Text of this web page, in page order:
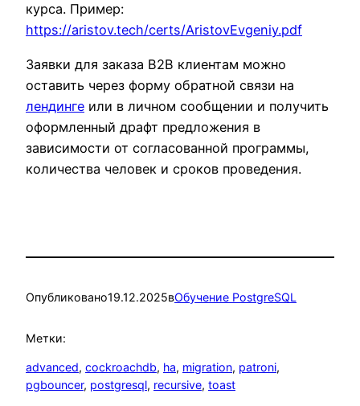
курса. Пример:
https://aristov.tech/certs/AristovEvgeniy.pdf
Заявки для заказа B2B клиентам можно
оставить через форму обратной связи на
лендинге или в личном сообщении и получить
оформленный драфт предложения в
зависимости от согласованной программы,
количества человек и сроков проведения.
Опубликовано19.12.2025вОбучение PostgreSQL
Метки:
advanced, cockroachdb, ha, migration, patroni
pgbouncer, postgresql, recursive, toast